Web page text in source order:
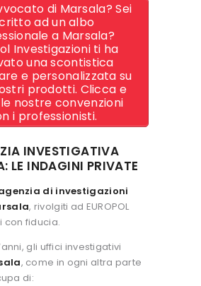
di Marsala? Sei
ad un albo
a Marsala?
Investigazioni ti ha
una scontistica
e personalizzata su
prodotti. Clicca e
nostre convenzioni
i professionisti.
INVESTIGATIVA
LE INDAGINI PRIVATE
di investigazioni
, rivolgiti ad EUROPOL
con fiducia.
gli uffici investigativi
, come in ogni altra parte
di: